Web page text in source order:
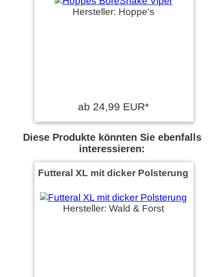
Hersteller: Hoppe's
ab 24,99 EUR*
Diese Produkte könnten Sie ebenfalls
interessieren:
Futteral XL mit dicker Polsterung
Hersteller: Wald & Forst